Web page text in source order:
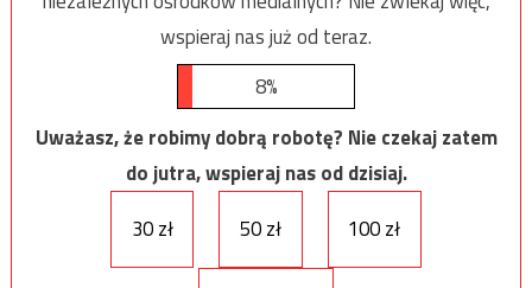
wspieraj nas już od teraz.
8%
Uważasz, że robimy dobrą robotę? Nie czekaj zatem
do jutra, wspieraj nas od dzisiaj.
30 zł
50 zł 100 zł